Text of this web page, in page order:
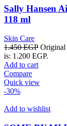
Sally Hansen
118 ml
Skin Care
1.450EGP Original
is: 1.200 EGP.
Add to cart
Compare
Quick view
-30%
Add to wishlist